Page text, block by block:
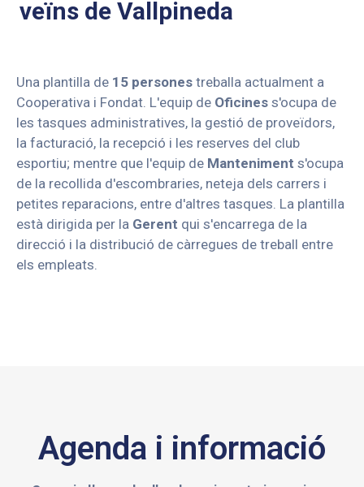
veïns de Vallpineda
Una plantilla de 15 persones treballa actualment a
Cooperativa i Fondat. L'equip de Oficines s'ocupa de
les tasques administratives, la gestió de proveïdors,
la facturació, la recepció i les reserves del club
esportiu; mentre que l'equip de Manteniment s'ocupa
de la recollida d'escombraries, neteja dels carrers i
petites reparacions, entre d'altres tasques. La plantilla
està dirigida per la Gerent qui s'encarrega de la
direcció i la distribució de càrregues de treball entre
els empleats.
Agenda i informació